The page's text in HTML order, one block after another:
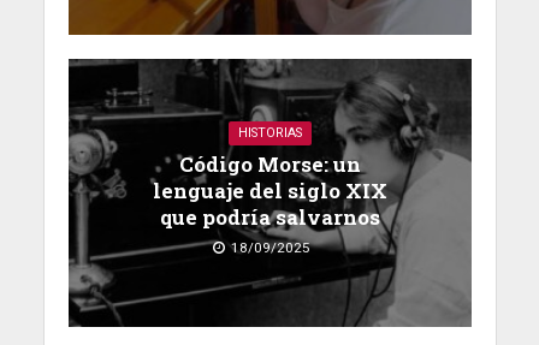
HISTORIAS
Código Morse: un
lenguaje del siglo XIX
que podría salvarnos
18/09/2025